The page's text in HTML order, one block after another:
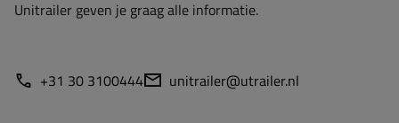
Unitrailer geven je graag alle informatie.
+31 30 3100444 unitrailer@utrailer.nl